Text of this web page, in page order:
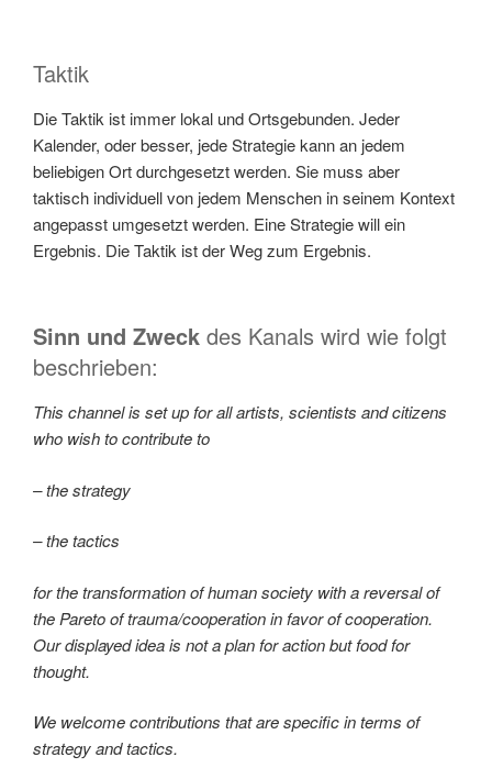
Taktik
Die Taktik ist immer lokal und Ortsgebunden. Jeder
Kalender, oder besser, jede Strategie kann an jedem
beliebigen Ort durchgesetzt werden. Sie muss aber
taktisch individuell von jedem Menschen in seinem Kontext
angepasst umgesetzt werden. Eine Strategie will ein
Ergebnis. Die Taktik ist der Weg zum Ergebnis.
Sinn und Zweck des Kanals wird wie folgt
beschrieben:
This channel is set up for all artists, scientists and citizens
who wish to contribute to
– the strategy
– the tactics
for the transformation of human society with a reversal of
the Pareto of trauma/cooperation in favor of cooperation.
Our displayed idea is not a plan for action but food for
thought.
We welcome contributions that are specific in terms of
strategy and tactics.